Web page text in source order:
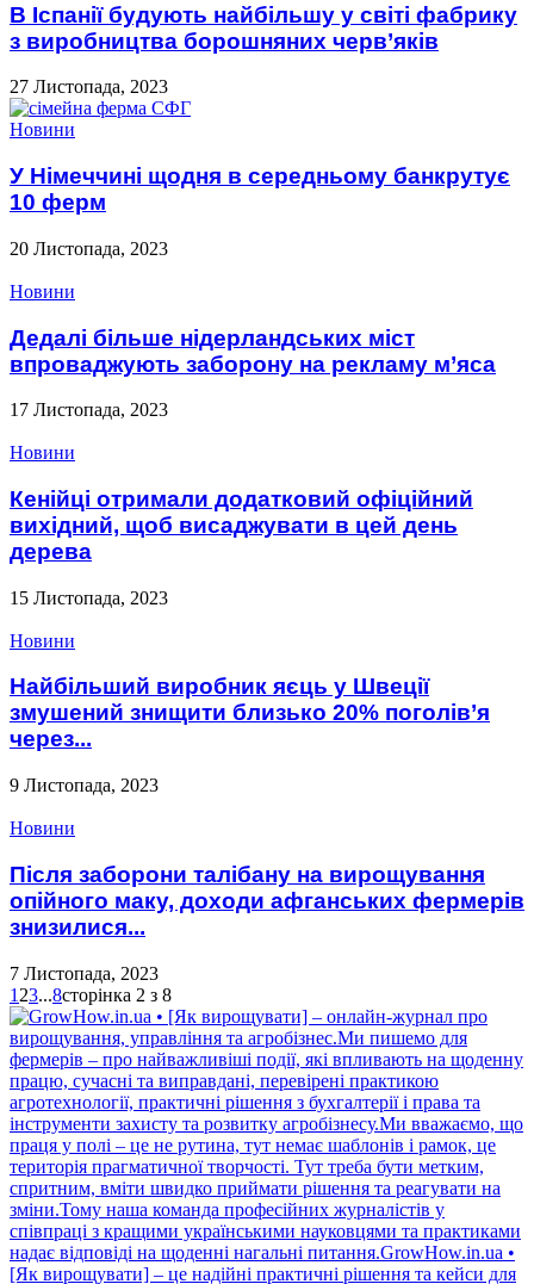
В Іспанії будують найбільшу у світі фабрику
з виробництва борошняних черв’яків
27 Листопада, 2023
Новини
У Німеччині щодня в середньому банкрутує
10 ферм
20 Листопада, 2023
Новини
Дедалі більше нідерландських міст
впроваджують заборону на рекламу м’яса
17 Листопада, 2023
Новини
Кенійці отримали додатковий офіційний
вихідний, щоб висаджувати в цей день
дерева
15 Листопада, 2023
Новини
Найбільший виробник яєць у Швеції
змушений знищити близько 20% поголів’я
через...
9 Листопада, 2023
Новини
Після заборони талібану на вирощування
опійного маку, доходи афганських фермерів
знизилися...
7 Листопада, 2023
1 23...8сторінка 2 з 8